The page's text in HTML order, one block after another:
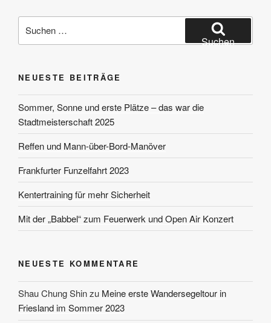
nach:
Suchen
NEUESTE BEITRÄGE
Sommer, Sonne und erste Plätze – das war die
Stadtmeisterschaft 2025
Reffen und Mann-über-Bord-Manöver
Frankfurter Funzelfahrt 2023
Kentertraining für mehr Sicherheit
Mit der „Babbel“ zum Feuerwerk und Open Air Konzert
NEUESTE KOMMENTARE
Shau Chung Shinzu Meine erste Wandersegeltour in
Friesland im Sommer 2023